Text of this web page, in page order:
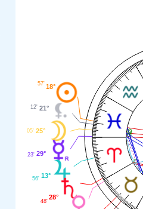
18°
57'
21°
12'
25°
05'
29°
23'
13°
56'
28°
48'